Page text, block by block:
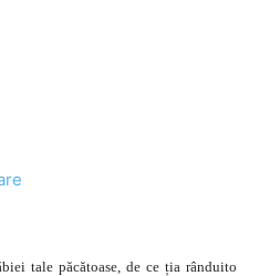
tale păcătoase, de ce ția rânduito